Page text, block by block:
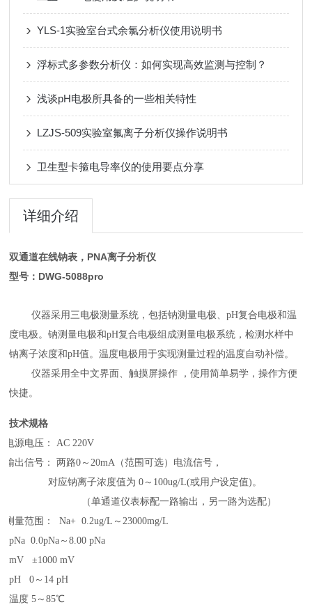
YLS-1实验室台式余氯分析仪使用说明书
浮标式多参数分析仪：如何实现高效监测与控制？
浅谈pH电极所具备的一些相关特性
LZJS-509实验室氟离子分析仪操作说明书
卫生型卡箍电导率仪的使用要点分享
详细介绍
双通道在线钠表，PNA离子分析仪
型号：DWG-5088pro
仪器采用三电极测量系统，包括钠测量电极、pH复合电极和温
度电极。钠测量电极和pH复合电极组成测量电极系统，检测水样中
钠离子浓度和pH值。温度电极用于实现测量过程的温度自动补偿。
仪器采用全中文界面、触摸屏操作
，使用简单易学，操作方便
快捷。
技术规格
电源电压：
AC 220V
输出信号： 两路0～20mA （范围可选）电流信号，
对应钠离子浓度值为 0～100ug/L(或用户设定值)。
（单通道仪表标配一路输出，另一路为选配）
测量范围： Na+0.2ug/L ～23000mg/L
pNa 0.0pNa ～8.00 pNa
mV±1000 mV
pH 0 ～ 14 pH
温度 5～85℃